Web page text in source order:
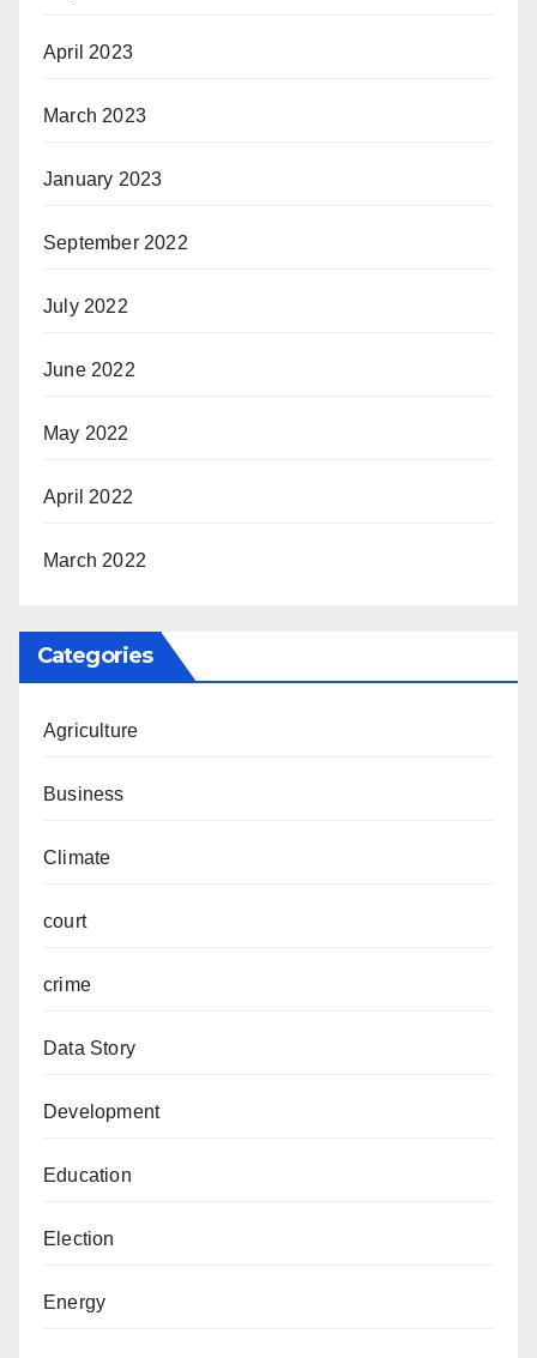
April 2023
March 2023
January 2023
September 2022
July 2022
June 2022
May 2022
April 2022
March 2022
Categories
Agriculture
Business
Climate
court
crime
Data Story
Development
Education
Election
Energy